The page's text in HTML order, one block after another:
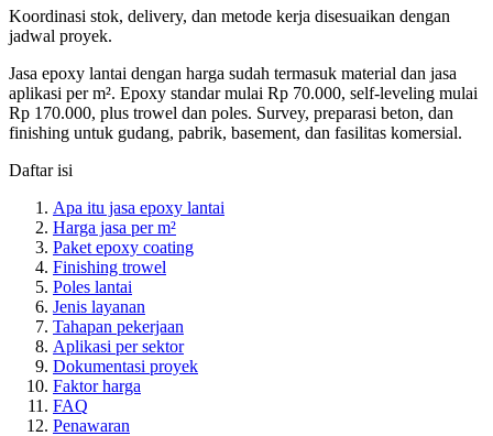
Koordinasi stok, delivery, dan metode kerja disesuaikan dengan
jadwal proyek.
Jasa epoxy lantai dengan harga sudah termasuk material dan jasa
aplikasi per m². Epoxy standar mulai Rp 70.000, self-leveling mulai
Rp 170.000, plus trowel dan poles. Survey, preparasi beton, dan
finishing untuk gudang, pabrik, basement, dan fasilitas komersial.
Daftar isi
Apa itu jasa epoxy lantai
Harga jasa per m²
Paket epoxy coating
Finishing trowel
Poles lantai
Jenis layanan
Tahapan pekerjaan
Aplikasi per sektor
Dokumentasi proyek
Faktor harga
FAQ
Penawaran